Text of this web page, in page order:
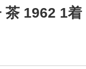
茶 1962 1着